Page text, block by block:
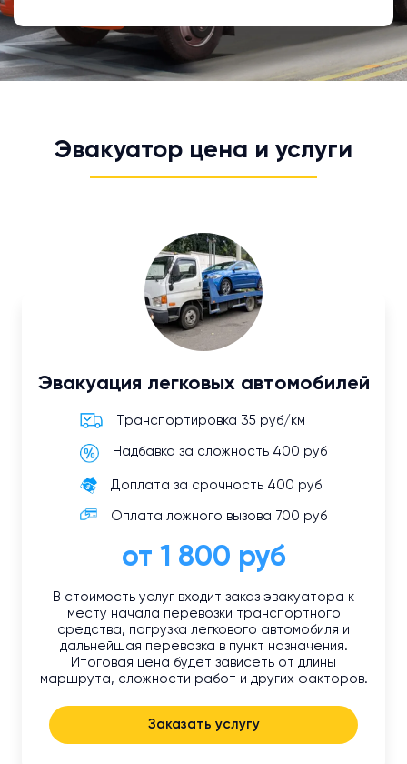
Эвакуатор цена и услуги
Эвакуация легковых автомобилей
Транспортировка 35 руб/км
Надбавка за сложность 400 руб
Доплата за срочность 400 руб
Оплата ложного вызова 700 руб
от 1 800 руб
В стоимость услуг входит заказ эвакуатора к
месту начала перевозки транспортного
средства, погрузка легкового автомобиля и
дальнейшая перевозка в пункт назначения.
Итоговая цена будет зависеть от длины
маршрута, сложности работ и других факторов.
Заказать услугу